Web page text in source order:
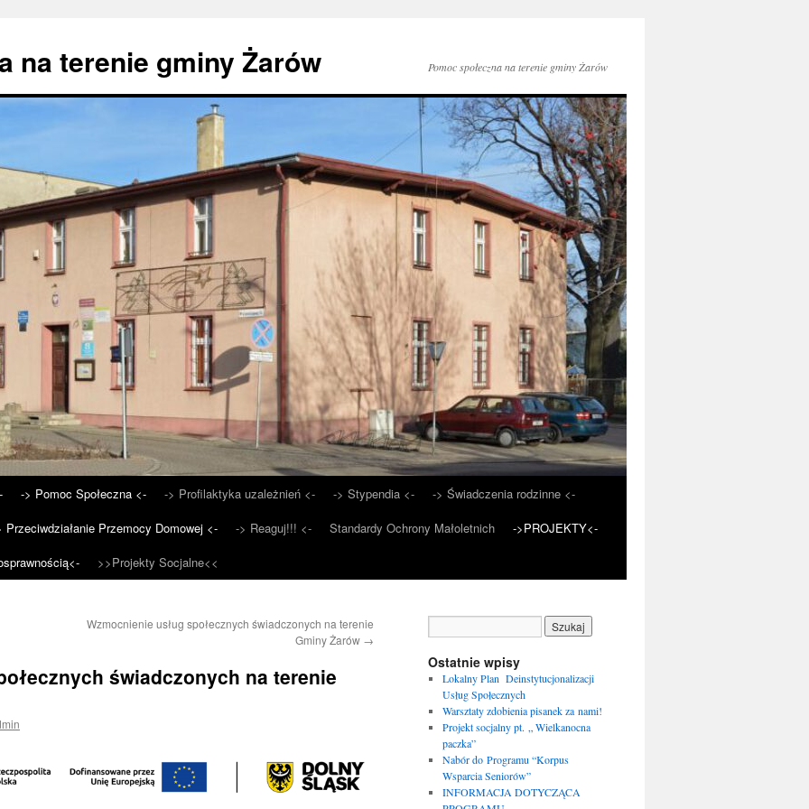
na terenie gminy Żarów Pomoc społeczna na terenie gminy Żarów
-> Pomoc Społeczna <- -> Profilaktyka uzależnień <- -> Stypendia <-
-> Świadczenia rodzinne <-
Przeciwdziałanie Przemocy Domowej <- -> Reaguj!!! <- Standardy Ochrony Małoletnich
->PROJEKTY<-
>>Projekty Socjalne<<
Wzmocnienie usług społecznych świadczonych na terenie
Gminy Żarów →
świadczonych na terenie
Ostatnie wpisy
Lokalny Plan Deinstytucjonalizacji
Usług Społecznych
Warsztaty zdobienia pisanek za nami!
Projekt socjalny pt. „ Wielkanocna
paczka”
Nabór do Programu “Korpus
Wsparcia Seniorów”
INFORMACJA DOTYCZĄCA